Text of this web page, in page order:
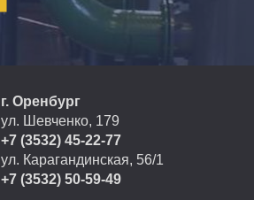
г. Оренбург
ул. Шевченко, 179
+7 (3532) 45-22-77
ул. Карагандинская, 56/1
+7 (3532) 50-59-49